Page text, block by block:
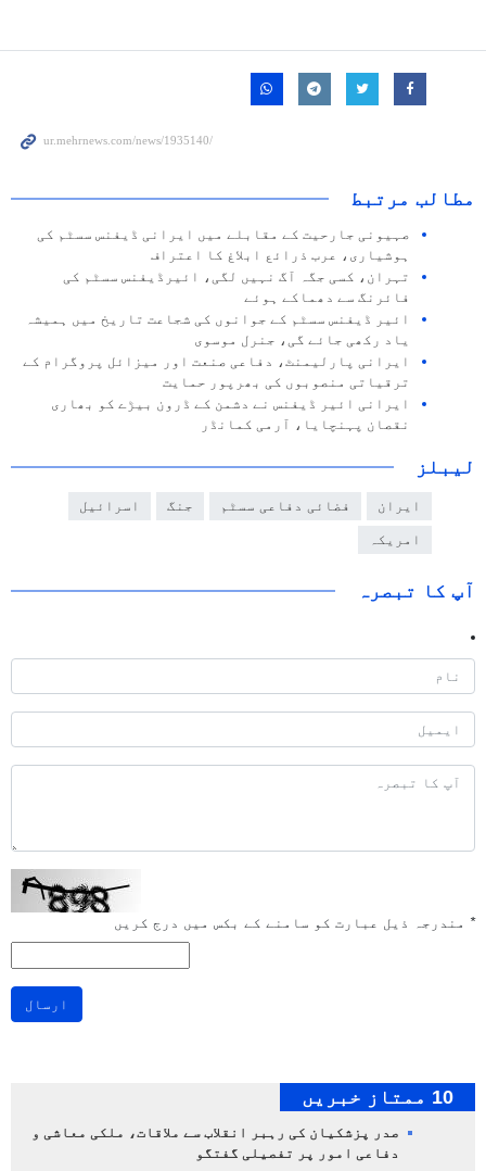
مطالب مرتبط
صہیونی جارحیت کے مقابلے میں ایرانی ڈیفنس سسٹم کی
ہوشیاری، عرب ذرائع ابلاغ کا اعتراف
تہران، کسی جگہ آگ نہیں لگی، ائیرڈیفنس سسٹم کی
فائرنگ سے دھماکے ہوئے
ائیر ڈیفنس سسٹم کے جوانوں کی شجاعت تاریخ میں ہمیشہ
یاد رکھی جائے گی، جنرل موسوی
ایرانی پارلیمنٹ، دفاعی صنعت اور میزائل پروگرام کے
ترقیاتی منصوبوں کی بھرپور حمایت
ایرانی ائیر ڈیفنس نے دشمن کے ڈرون بیڑے کو بھاری
نقصان پہنچایا، آرمی کمانڈر
لیبلز
ایران فضائی دفاعی سسٹم جنگ اسرائیل
امریکہ
آپ کا تبصرہ
* مندرجہ ذیل عبارت کو سامنے کے بکس میں درج کریں
ارسال
10 ممتاز خبریں
صدر پزشکیان کی رہبر انقلاب سے ملاقات، ملکی معاشی و
دفاعی امور پر تفصیلی گفتگو